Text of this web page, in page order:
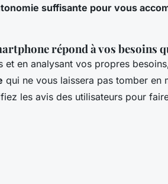
suffisante pour vous
répond à vos besoins
et en analysant vos propres
qui ne vous laissera pas tomber en
les avis des utilisateurs pour